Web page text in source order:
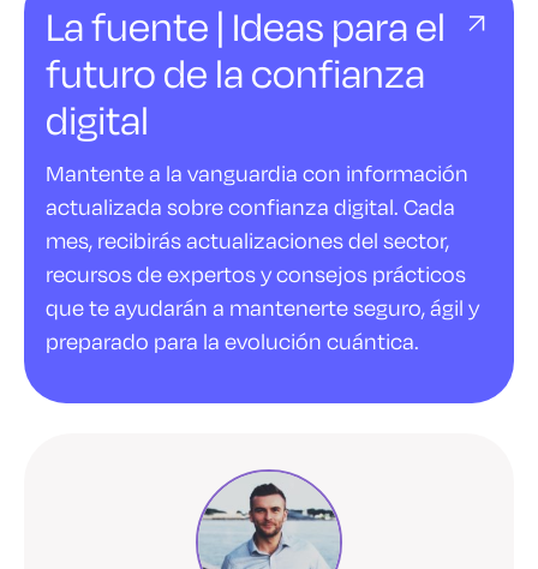
La fuente | Ideas para el
futuro de la confianza
digital
Mantente a la vanguardia con información
actualizada sobre confianza digital. Cada
mes, recibirás actualizaciones del sector,
recursos de expertos y consejos prácticos
que te ayudarán a mantenerte seguro, ágil y
preparado para la evolución cuántica.